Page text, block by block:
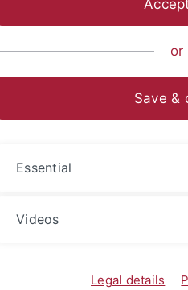
Institute:
Fakultät)
Aktivität
/ Medizinische Fakultät)
Fakultät)
(IBMI)
Fakultät)
(IMIT)
Medizinische Fakultät)
or
Save &
Essential
Videos
Legal details